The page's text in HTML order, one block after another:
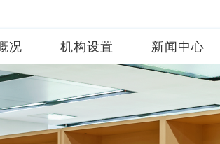
况 机构设置 新闻中心